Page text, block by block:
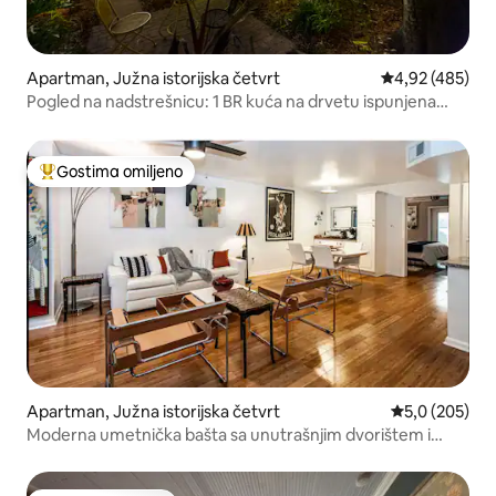
Apartman, Južna istorijska četvrt Prosečna
4,92 (485)
Pogled na nadstrešnicu: 1 BR kuća na drvetu ispunjena
Najuspešniji među gostima omiljenim
Gostima omiljeno
Apartman, Južna istorijska četvrt Prosečna
5,0 (205)
Moderna umetnička bašta sa unutrašnjim dvorištem i